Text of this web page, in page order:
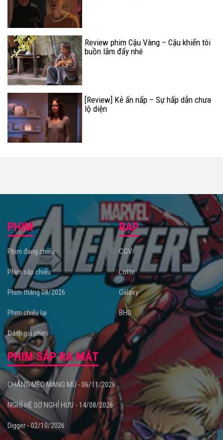
Review phim Cậu Vàng – Cậu khiến tôi
buồn lắm đấy nhé
[Review] Kẻ ấn nấp – Sự hấp dẫn chưa
lộ diện
PHIM
Phim đang chiếu
Phim sắp chiếu
Phim tháng 08/2026
Phim chiếu lại
Đánh giá phim
RẠP
CGV
Lotte
Galaxy
BHD
PHIM SẮP RA MẮT
CHÀNG MÈO MANG MŨ - 06/11/2026
NGHỈ HÈ SỢ NGHỈ HƯU - 14/08/2026
Digger - 02/10/2026